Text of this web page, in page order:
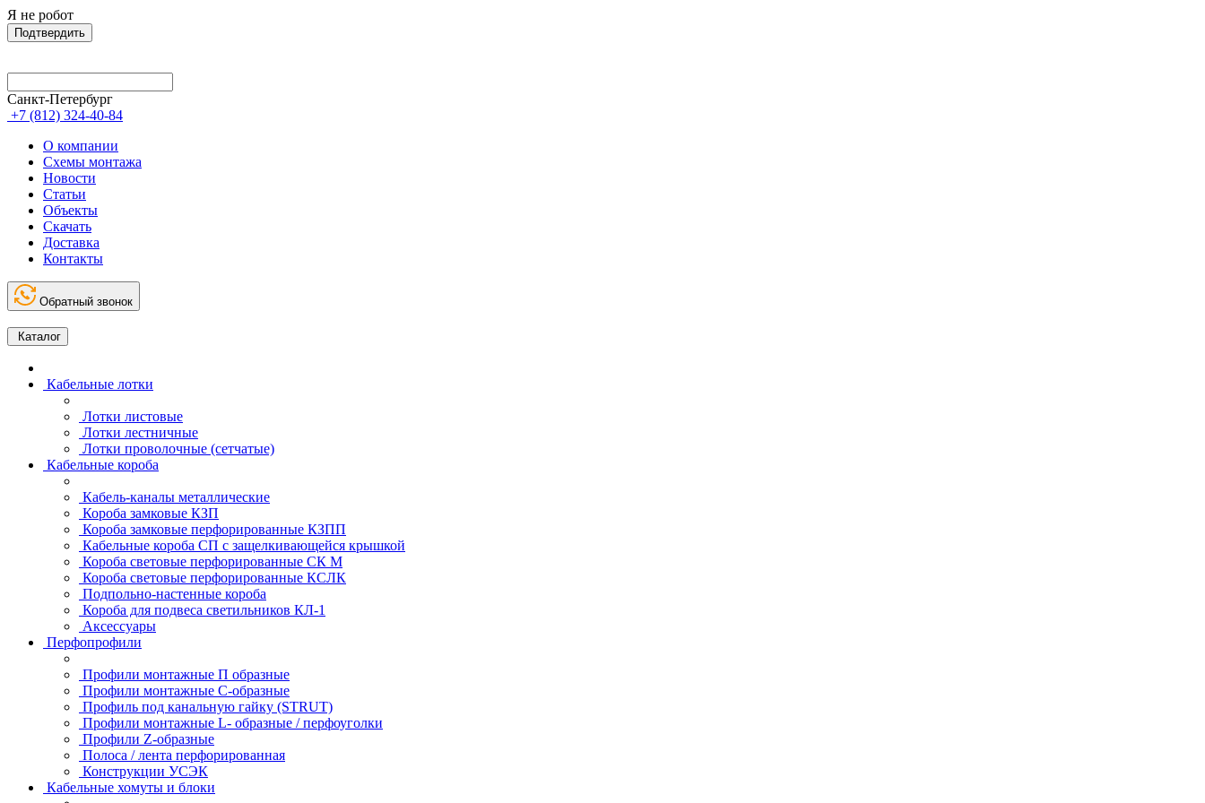
Я не робот
Подтвердить
Санкт-Петербург
+7 (812) 324-40-84
О компании
Схемы монтажа
Новости
Статьи
Объекты
Скачать
Доставка
Контакты
Обратный звонок
Каталог
Кабельные лотки
Лотки листовые
Лотки лестничные
Лотки проволочные (сетчатые)
Кабельные короба
Кабель-каналы металлические
Короба замковые КЗП
Короба замковые перфорированные КЗПП
Кабельные короба СП с защелкивающейся крышкой
Короба световые перфорированные СК М
Короба световые перфорированные КСЛК
Подпольно-настенные короба
Короба для подвеса светильников КЛ-1
Аксессуары
Перфопрофили
Профили монтажные П образные
Профили монтажные C-образные
Профиль под канальную гайку (STRUT)
Профили монтажные L- образные / перфоуголки
Профили Z-образные
Полоса / лента перфорированная
Конструкции УСЭК
Кабельные хомуты и блоки